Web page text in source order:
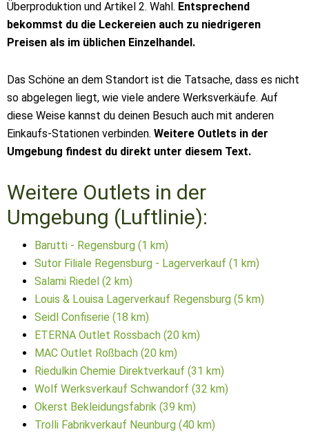
Überproduktion und Artikel 2. Wahl. Entsprechend
bekommst du die Leckereien auch zu niedrigeren
Preisen als im üblichen Einzelhandel.
Das Schöne an dem Standort ist die Tatsache, dass es nicht
so abgelegen liegt, wie viele andere Werksverkäufe. Auf
diese Weise kannst du deinen Besuch auch mit anderen
Einkaufs-Stationen verbinden. Weitere Outlets in der
Umgebung findest du direkt unter diesem Text.
Weitere Outlets in der
Umgebung (Luftlinie):
Barutti - Regensburg (1 km)
Sutor Filiale Regensburg - Lagerverkauf (1 km)
Salami Riedel (2 km)
Louis & Louisa Lagerverkauf Regensburg (5 km)
Seidl Confiserie (18 km)
ETERNA Outlet Rossbach (20 km)
MAC Outlet Roßbach (20 km)
Riedulkin Chemie Direktverkauf (31 km)
Wolf Werksverkauf Schwandorf (32 km)
Okerst Bekleidungsfabrik (39 km)
Trolli Fabrikverkauf Neunburg (40 km)